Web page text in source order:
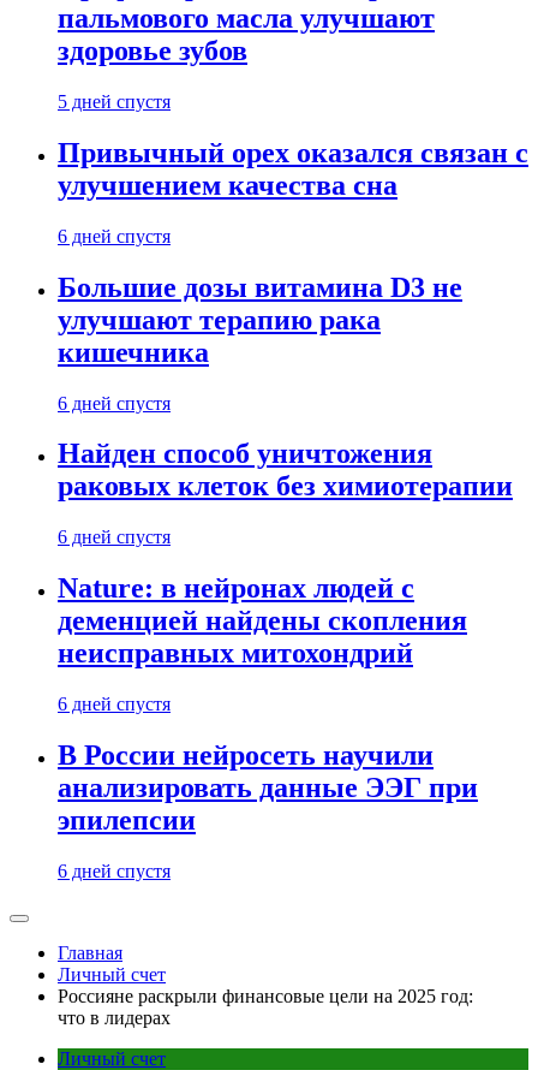
пальмового масла улучшают
здоровье зубов
5 дней спустя
Привычный орех оказался связан с
улучшением качества сна
6 дней спустя
Большие дозы витамина D3 не
улучшают терапию рака
кишечника
6 дней спустя
Найден способ уничтожения
раковых клеток без химиотерапии
6 дней спустя
Nature: в нейронах людей с
деменцией найдены скопления
неисправных митохондрий
6 дней спустя
В России нейросеть научили
анализировать данные ЭЭГ при
эпилепсии
6 дней спустя
Главная
Личный счет
Россияне раскрыли финансовые цели на 2025 год:
что в лидерах
Личный счет